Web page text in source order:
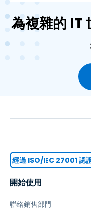
為複雜的 IT
開始使用
聯絡銷售部門
經過 ISO/IEC 27001 認